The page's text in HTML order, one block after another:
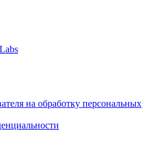
на обработку персональных